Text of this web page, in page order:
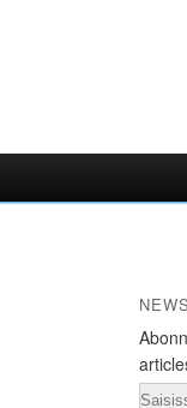
Email